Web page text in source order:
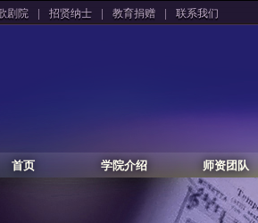
剧院 | 招贤纳士 | 教育捐赠 | 联系我们
首页 学院介绍 师资团队